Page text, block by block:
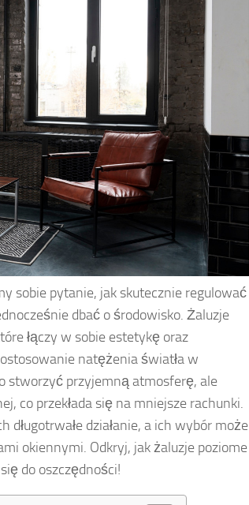
sobie pytanie, jak skutecznie regulować
dbać o środowisko. Żaluzje
łączy w sobie estetykę oraz
natężenia światła w
stworzyć przyjemną atmosferę, ale
co przekłada się na mniejsze rachunki.
działanie, a ich wybór może
okiennymi. Odkryj, jak żaluzje poziome
do oszczędności!